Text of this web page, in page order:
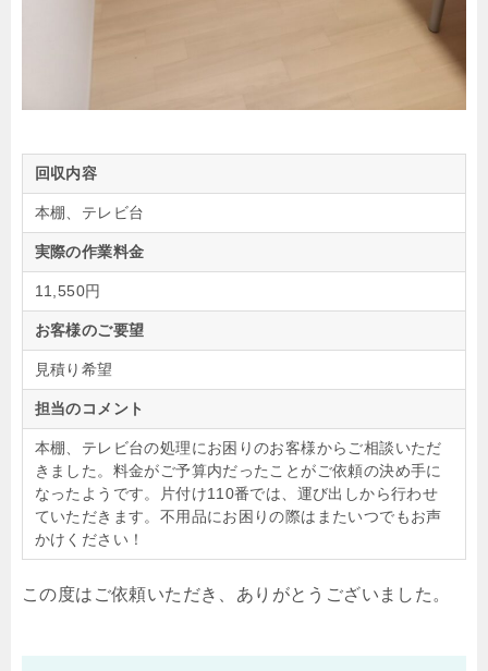
回収内容
本棚、テレビ台
実際の作業料金
11,550円
お客様のご要望
見積り希望
担当のコメント
本棚、テレビ台の処理にお困りのお客様からご相談いただ
きました。料金がご予算内だったことがご依頼の決め手に
なったようです。片付け110番では、運び出しから行わせ
ていただきます。不用品にお困りの際はまたいつでもお声
かけください！
この度はご依頼いただき、ありがとうございました。